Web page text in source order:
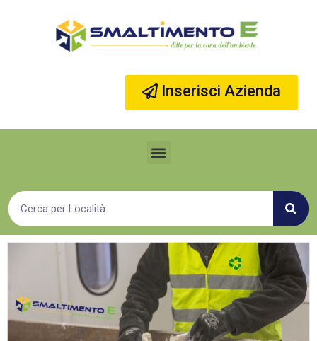
Inserisci Azienda